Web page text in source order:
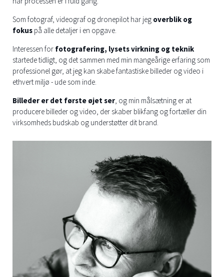
Som fotograf, videograf og dronepilot har jeg overblik og
fokus på alle detaljer i en opgave.
Interessen for fotografering, lysets virkning og teknik
startede tidligt, og det sammen med min mangeårige erfaring som
professionel gør, at jeg kan skabe fantastiske billeder og video i
ethvert miljø - ude som inde.
Billeder er det første øjet ser , og min målsætning er at
producere billeder og video, der skaber blikfang og fortæller din
virksomheds budskab og understøtter dit brand.